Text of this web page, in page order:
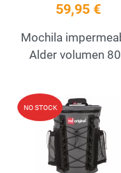
59,95 €
Mochila
Alder volumen
NO STOCK